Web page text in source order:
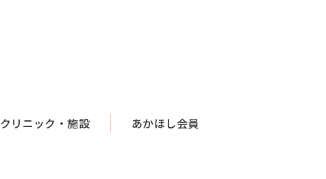
クリニック・施設 あかほし会員